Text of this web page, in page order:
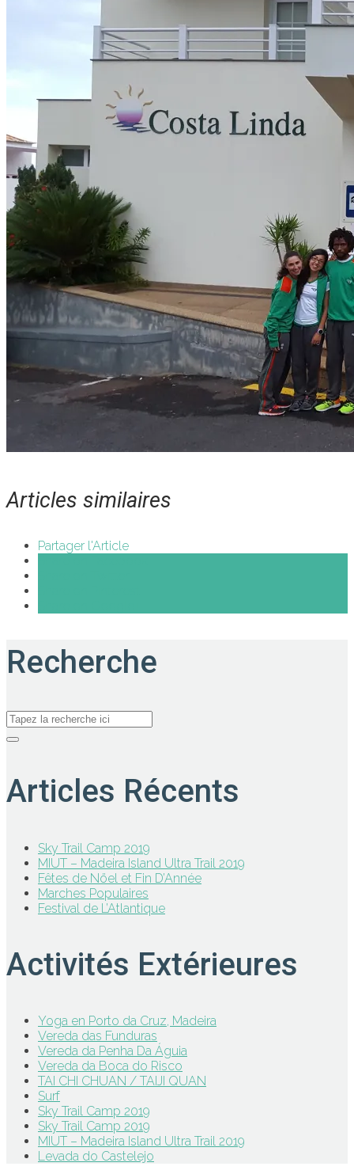
Articles similaires
Partager l'Article
Recherche
Articles Récents
Sky Trail Camp 2019
MIUT – Madeira Island Ultra Trail 2019
Fêtes de Nöel et Fin D’Année
Marches Populaires
Festival de L’Atlantique
Activités Extérieures
Yoga en Porto da Cruz, Madeira
Vereda das Funduras
Vereda da Penha Da Águia
Vereda da Boca do Risco
TAI CHI CHUAN / TAIJI QUAN
Surf
Sky Trail Camp 2019
Sky Trail Camp 2019
MIUT – Madeira Island Ultra Trail 2019
Levada do Castelejo